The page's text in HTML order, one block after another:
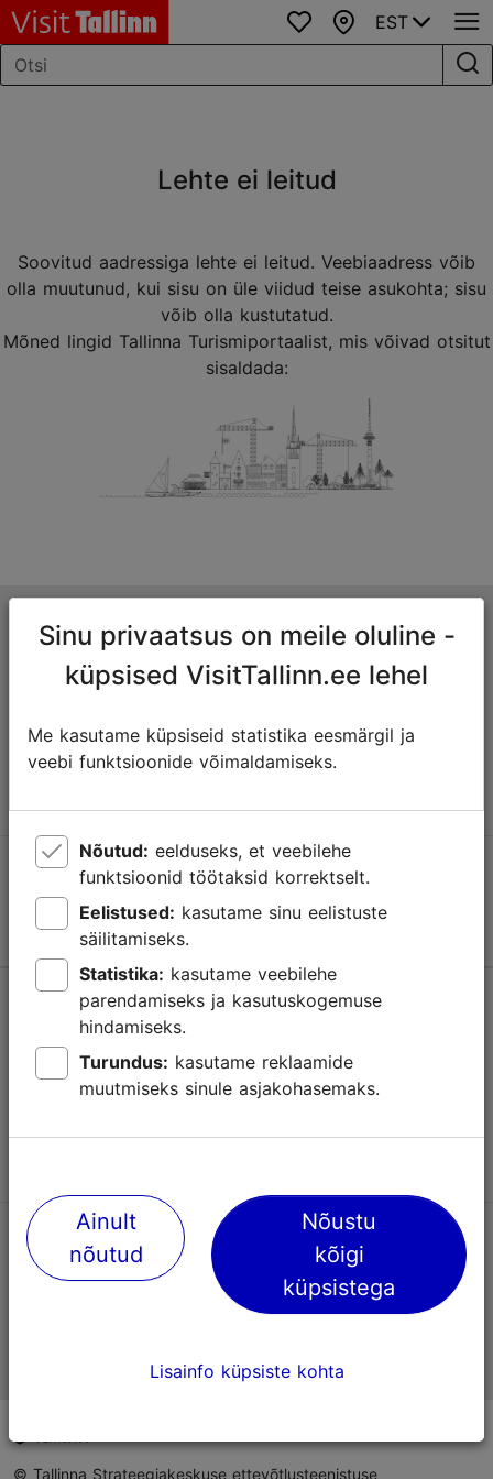
Lemmikud
Kaart
EST
Lehte ei leitud
Soovitud aadressiga lehte ei leitud. Veebiaadress võib
olla muutunud, kui sisu on üle viidud teise asukohta; sisu
võib olla kustutatud.
Mõned lingid Tallinna Turismiportaalist, mis võivad otsitut
sisaldada:
Tallinna turismiinfokeskus
Niguliste 2, 10146 Tallinn, Eesti
info@visittallinn.ee
Jälgi meid @ VisitTallinn
Kasutajatingimused
Võta meiega ühendust
TripAdvisori® hinnangud ja arvustused
© Tallinna Strateegiakeskuse ettevõtlusteenistuse
Sinu privaatsus on meile oluline -
küpsised VisitTallinn.ee lehel
Me kasutame küpsiseid statistika eesmärgil ja
veebi funktsioonide võimaldamiseks.
Nõutud:
funktsioonid töötaksid korrektselt.
Eelistused:
säilitamiseks.
Statistika:
parendamiseks ja kasutuskogemuse
hindamiseks.
Turundus:
muutmiseks sinule asjakohasemaks.
Ainult
nõutud
Nõustu
kõigi
küpsistega
Lisainfo küpsiste kohta